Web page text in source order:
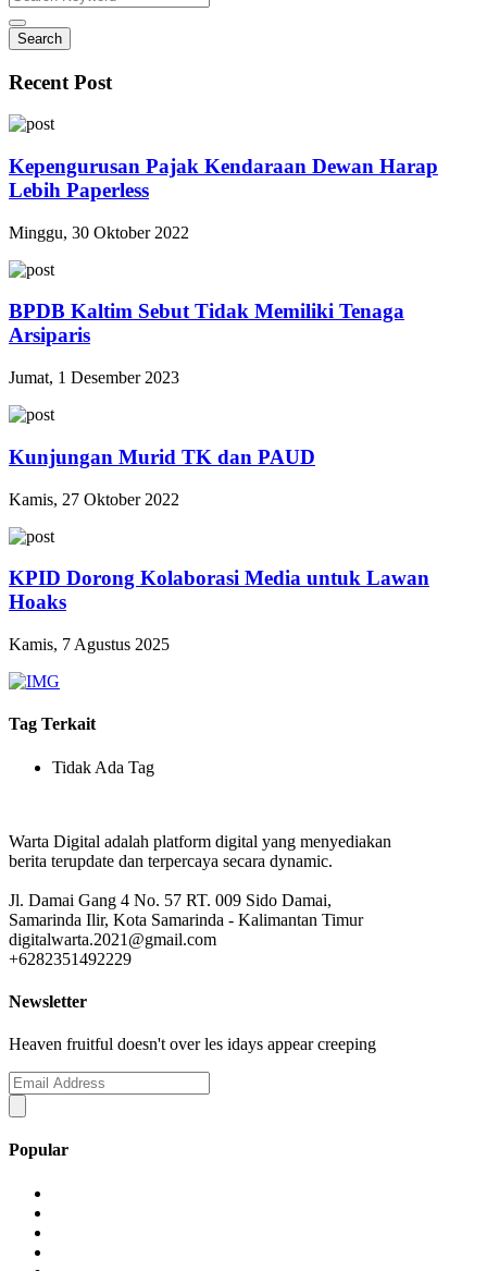
Search
Recent Post
Kepengurusan Pajak Kendaraan Dewan Harap
Lebih Paperless
Minggu, 30 Oktober 2022
BPDB Kaltim Sebut Tidak Memiliki Tenaga
Arsiparis
Jumat, 1 Desember 2023
Kunjungan Murid TK dan PAUD
Kamis, 27 Oktober 2022
KPID Dorong Kolaborasi Media untuk Lawan
Hoaks
Kamis, 7 Agustus 2025
Tag Terkait
Tidak Ada Tag
Warta Digital adalah platform digital yang menyediakan
berita terupdate dan terpercaya secara dynamic.
Jl. Damai Gang 4 No. 57 RT. 009 Sido Damai,
Samarinda Ilir, Kota Samarinda - Kalimantan Timur
digitalwarta.2021@gmail.com
+6282351492229
Newsletter
Heaven fruitful doesn't over les idays appear creeping
Popular